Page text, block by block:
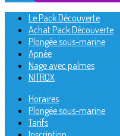
Le Pack Découverte
Achat Pack Découverte
Plongée sous-marine
Apnée
Nage avec palmes
NITROX
Horaires
Plongée sous-marine
Tarifs